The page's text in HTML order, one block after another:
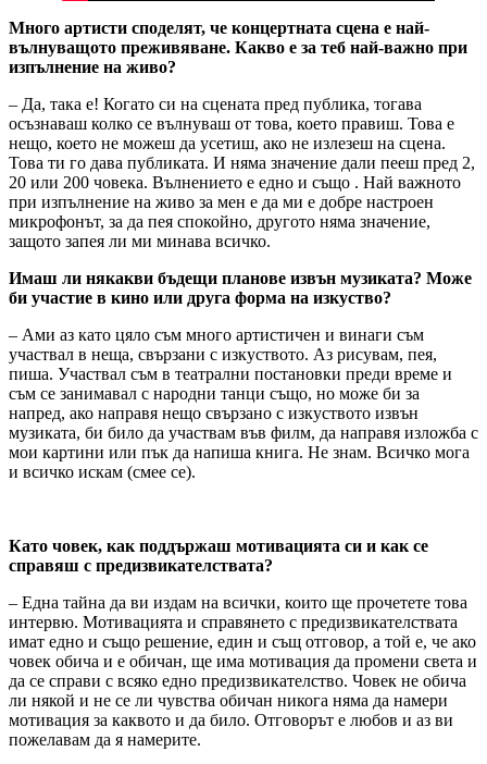
Много артисти споделят, че концертната сцена е най-
вълнуващото преживяване. Какво е за теб най-важно при
изпълнение на живо?
– Да, така е! Когато си на сцената пред публика, тогава
осъзнаваш колко се вълнуваш от това, което правиш. Това е
нещо, което не можеш да усетиш, ако не излезеш на сцена.
Това ти го дава публиката. И няма значение дали пееш пред 2,
20 или 200 човека. Вълнението е едно и също . Най важното
при изпълнение на живо за мен е да ми е добре настроен
микрофонът, за да пея спокойно, другото няма значение,
защото запея ли ми минава всичко.
Имаш ли някакви бъдещи планове извън музиката? Може
би участие в кино или друга форма на изкуство?
– Ами аз като цяло съм много артистичен и винаги съм
участвал в неща, свързани с изкуството. Аз рисувам, пея,
пиша. Участвал съм в театрални постановки преди време и
съм се занимавал с народни танци също, но може би за
напред, ако направя нещо свързано с изкуството извън
музиката, би било да участвам във филм, да направя изложба с
мои картини или пък да напиша книга. Не знам. Всичко мога
и всичко искам (смее се).
Като човек, как поддържаш мотивацията си и как се
справяш с предизвикателствата?
– Една тайна да ви издам на всички, които ще прочетете това
интервю. Мотивацията и справянето с предизвикателствата
имат едно и също решение, един и същ отговор, а той е, че ако
човек обича и е обичан, ще има мотивация да промени света и
да се справи с всяко едно предизвикателство. Човек не обича
ли някой и не се ли чувства обичан никога няма да намери
мотивация за каквото и да било. Отговорът е любов и аз ви
пожелавам да я намерите.